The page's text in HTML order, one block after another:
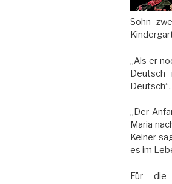
Sohn
„Als er
Deutsch
„Der
Maria
Keiner
es im
Für die